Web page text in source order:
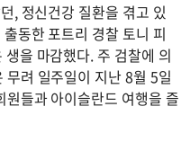
, 정신건강 질환을 겪고 있
동한 포트리 경찰 토니 피
을 마감했다. 주 검찰에 의
려 일주일이 지난 8월 5일
들과 아이슬란드 여행을 즐